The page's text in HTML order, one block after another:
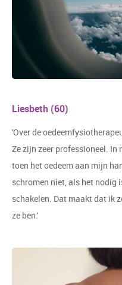
Liesbeth (60)
'Over de
Ze zijn zeer professioneel. In
toen het oedeem aan mijn
schromen niet, als het nodig
schakelen. Dat maakt dat ik
ze ben.'